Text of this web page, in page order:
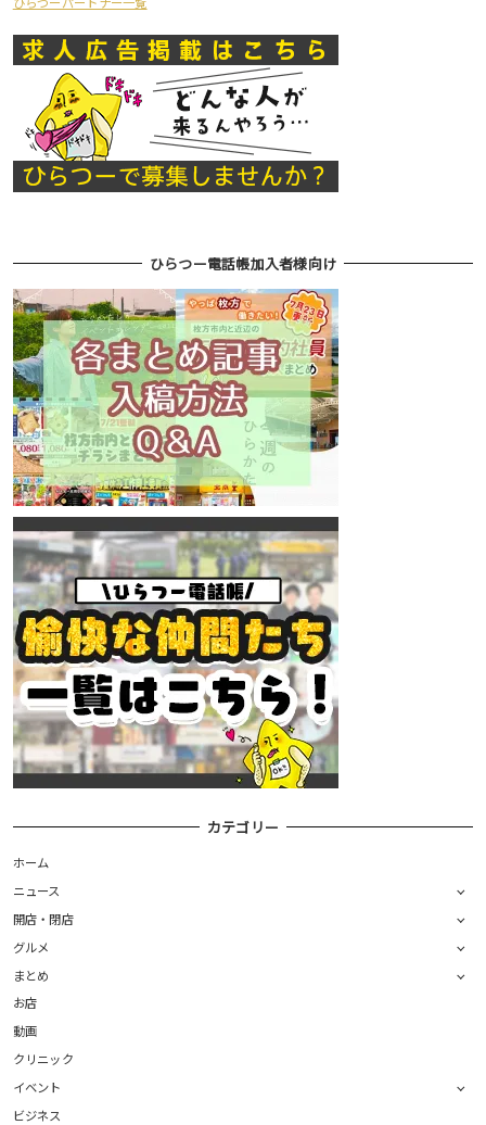
ひらつー電話帳加入者様向け
カテゴリー
ホーム
ニュース
開店・閉店
グルメ
まとめ
お店
動画
クリニック
イベント
ビジネス